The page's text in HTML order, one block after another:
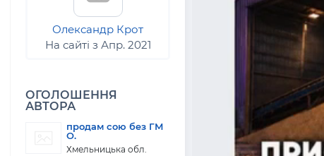
Олександр Крот
На сайті з Апр. 2021
ОГОЛОШЕННЯ
АВТОРА
продам сою без ГМ
О.
Хмельницька обл.